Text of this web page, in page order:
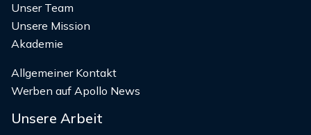
Unser Team
Unsere Mission
Akademie
Allgemeiner Kontakt
Werben auf Apollo News
Unsere Arbeit